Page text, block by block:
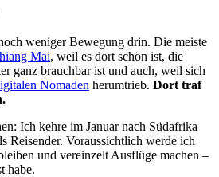
weniger Bewegung drin. Die meiste
Mai, weil es dort schön ist, die
ganz brauchbar ist und auch, weil sich
Nomaden herumtrieb. Dort traf
Ich kehre im Januar nach Südafrika
Reisender. Voraussichtlich werde ich
und vereinzelt Ausflüge machen –
habe.